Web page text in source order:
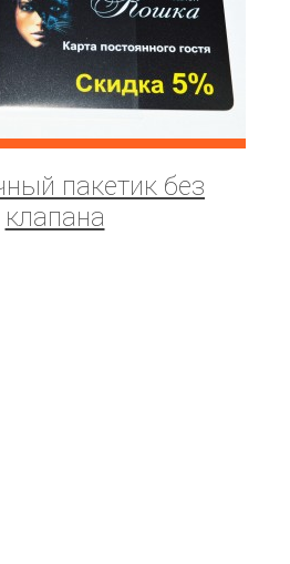
пакетик без
клапана